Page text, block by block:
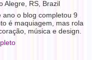
Alegre, RS, Brazil
ano o blog completou 9
é maquiagem, mas rola
música e design.